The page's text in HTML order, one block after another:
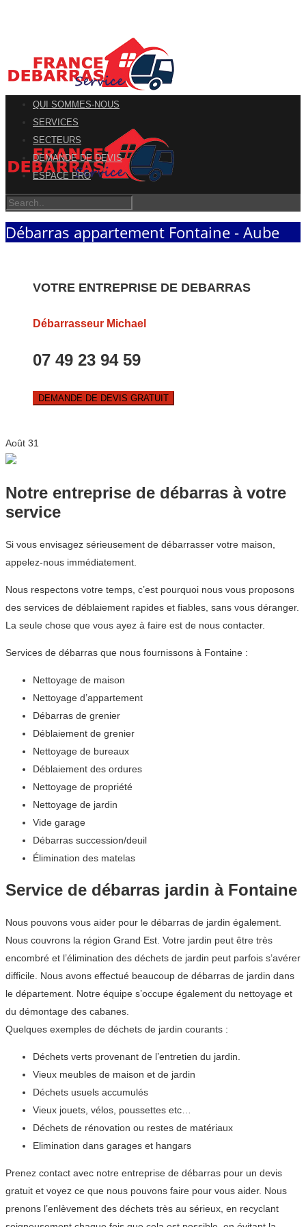
QUI SOMMES-NOUS
SERVICES
SECTEURS
DEMANDE DE DEVIS
ESPACE PRO
Débarras appartement Fontaine - Aube
VOTRE ENTREPRISE DE DEBARRAS
Débarrasseur Michael
07 49 23 94 59
DEMANDE DE DEVIS GRATUIT
Août 31
Notre entreprise de débarras à votre
service
Si vous envisagez sérieusement de débarrasser votre maison,
appelez-nous immédiatement.
Nous respectons votre temps, c’est pourquoi nous vous proposons
des services de déblaiement rapides et fiables, sans vous déranger.
La seule chose que vous ayez à faire est de nous contacter.
Services de débarras que nous fournissons à Fontaine :
Nettoyage de maison
Nettoyage d’appartement
Débarras de grenier
Déblaiement de grenier
Nettoyage de bureaux
Déblaiement des ordures
Nettoyage de propriété
Nettoyage de jardin
Vide garage
Débarras succession/deuil
Élimination des matelas
Service de débarras jardin à Fontaine
Nous pouvons vous aider pour le débarras de jardin également.
Nous couvrons la région Grand Est. Votre jardin peut être très
encombré et l’élimination des déchets de jardin peut parfois s’avérer
difficile. Nous avons effectué beaucoup de débarras de jardin dans
le département. Notre équipe s’occupe également du nettoyage et
du démontage des cabanes.
Quelques exemples de déchets de jardin courants :
Déchets verts provenant de l’entretien du jardin.
Vieux meubles de maison et de jardin
Déchets usuels accumulés
Vieux jouets, vélos, poussettes etc…
Déchets de rénovation ou restes de matériaux
Elimination dans garages et hangars
Prenez contact avec notre entreprise de débarras pour un devis
gratuit et voyez ce que nous pouvons faire pour vous aider. Nous
prenons l’enlèvement des déchets très au sérieux, en recyclant